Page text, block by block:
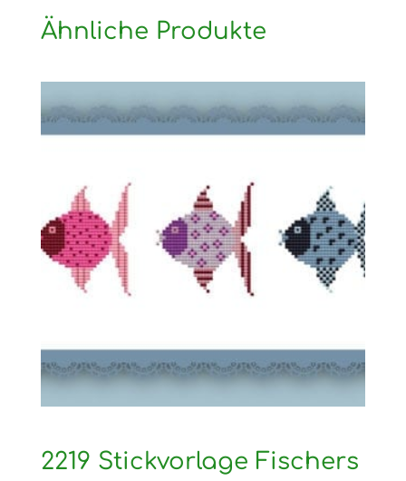
Ähnliche Produkte
2219 Stickvorlage Fischers